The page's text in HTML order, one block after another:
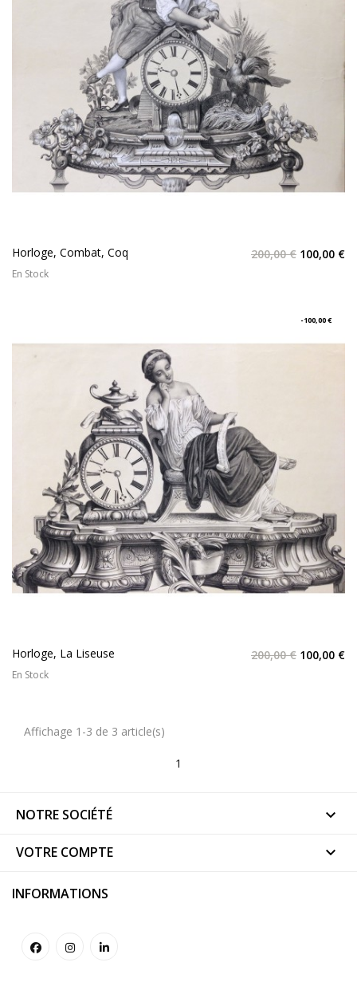
Horloge, Combat, Coq 200,00 € 100,00 €
En Stock
-100,00 €
Horloge, La Liseuse 200,00 € 100,00 €
En Stock
Affichage 1-3 de 3 article(s)
1
NOTRE SOCIÉTÉ 
VOTRE COMPTE 
INFORMATIONS